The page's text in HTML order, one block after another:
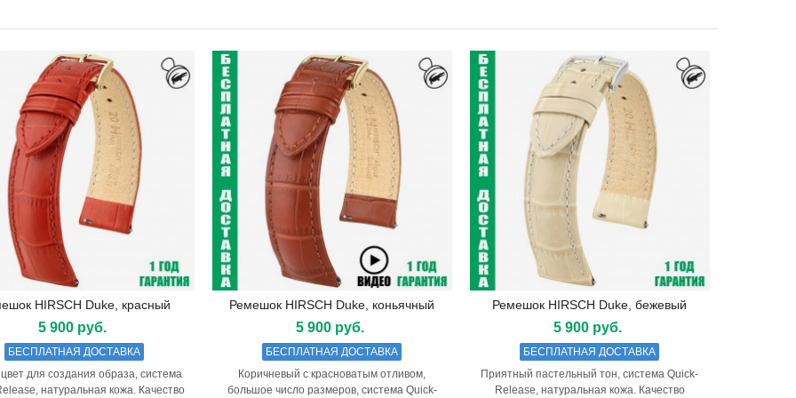
Подробнее
HIRSCH Duke, красный
5 900 руб.
БЕСПЛАТНАЯ ДОСТАВКА
для создания образа, система
натуральная кожа. Качество
Подробнее
Ремешок HIRSCH Duke, коньячный
5 900 руб.
БЕСПЛАТНАЯ ДОСТАВКА
Коричневый с красноватым отливом,
большое число размеров, система Quick-
Подробнее
Ремешок HIRSCH Duke, бежевый
5 900 руб.
БЕСПЛАТНАЯ ДОСТАВКА
Приятный пастельный тон, система Quick-
Release, натуральная кожа. Качество